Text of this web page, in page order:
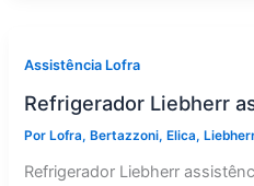
Assistência Lofra
Refrigerador Liebherr
PorLofra, Bertazzoni, Elica,
Refrigerador Liebherr